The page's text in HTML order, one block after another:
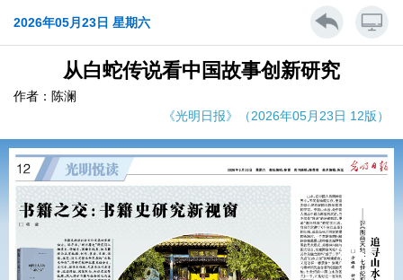
2026年05月23日 星期六
从白蛇传说看中国故事创新研究
作者：陈澜
《光明日报》（2026年05月23日 12版）